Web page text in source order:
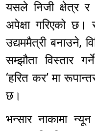
यसले निजी क्षेत्र र
अपेक्षा गरिएको छ।
उद्यममैत्री बनाउने,
सम्झौता विस्तार
‘हरित कर’ मा
छ।
भन्सार नाकामा